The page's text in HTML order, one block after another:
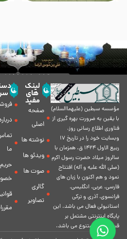
مؤسسه سبطين (عليهماالسلام)
با يقين به ضرورت بهره گیرى از
فناورى اطلاع رسانى روز،
وبسایت خود را در تاريخ 17
ربيع الاول 1424 ق. همزمان با
سالروز ميلاد حضرت رسول اكرم
(صلی الله علیه و آله) افتتاح
نمود و هم اكنون با زبان های
فارسی، عربى، انگلیسی،
فرانسوی، آذری و ترکی
استانبولی فعال مى باشد. اين
پايگاه اينترنتى مشتمل بر
قسمت هاى متنوع مى باشد.
لینک
های
مفید
صفحه
اصلی
نوشته ها
ویدئو ها
صوت ها
گالری
تصاویر
ما
حریم